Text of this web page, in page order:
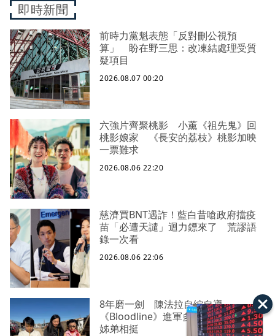
即時新聞
前時力黨魁表態「反對刪公視預
算」 盼在野三思：改凍結處理受質
疑項目
2026.08.07 00:20
六強片齊聚桃影 小薰《祖先鬼》回
桃影娘家 《長安的荔枝》桃影加映
一票難求
2026.08.06 22:20
慈濟買BNT遇詐！藍白昔嗆政府擋疫
苗「必遭天譴」迴力鏢來了 荒謬語
錄一次看
2026.08.06 22:06
8年磨一劍 陳法拉自編自導
《Bloodline》進軍多倫多 柯林法洛
姊弟相挺